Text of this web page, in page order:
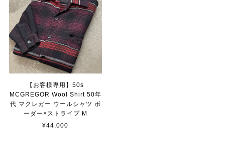
【お客様専用】50s
MCGREGOR Wool Shirt 50年
代 マクレガー ウールシャツ ボ
ーダー×ストライプ M
¥44,000